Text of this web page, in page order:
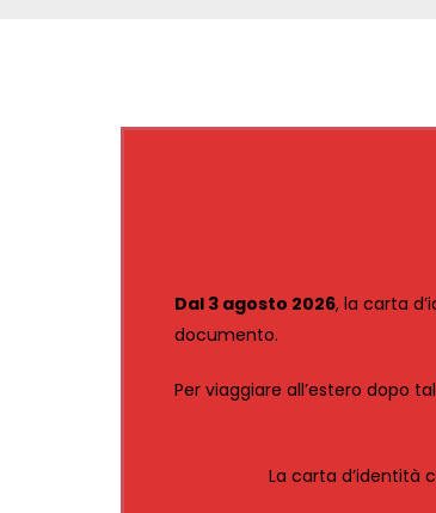
Dal 3 agosto 2026, la carta
documento.
Per viaggiare all’estero dopo
La carta d’identità